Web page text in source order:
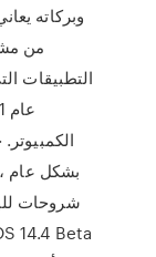
وبركاته
بشكل عام ،
شروحات